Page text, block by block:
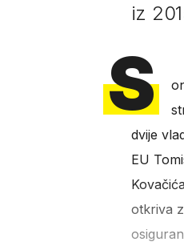
iz
S
dvije
EU
otkriva